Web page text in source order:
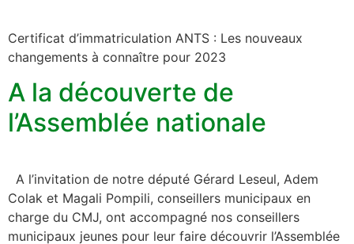
Certificat d’immatriculation ANTS : Les nouveaux
changements à connaître pour 2023
A la découverte de
l’Assemblée nationale
A l’invitation de notre député Gérard Leseul, Adem
Colak et Magali Pompili, conseillers municipaux en
charge du CMJ, ont accompagné nos conseillers
municipaux jeunes pour leur faire découvrir l’Assemblée